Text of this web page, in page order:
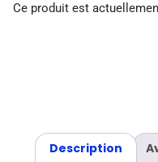
Ce produit est
Description